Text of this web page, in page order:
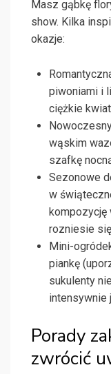
Masz gąbkę
show. Kilka
okazje:
piwoniami i
ciężkie
wąskim
szafkę
Sezonowe
w
kompozycję
rozniesie
Mini-
piankę
sukulenty
intensywnie
Porady
zwrócić